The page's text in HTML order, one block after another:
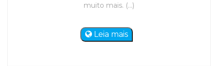
muito mais. (...)
Leia mais